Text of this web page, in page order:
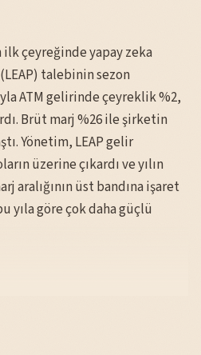
ilk çeyreğinde yapay zeka
talebinin sezon
ATM gelirinde çeyreklik %2,
Brüt marj %26 ile şirketin
Yönetim, LEAP gelir
üzerine çıkardı ve yılın
aralığının üst bandına işaret
yıla göre çok daha güçlü